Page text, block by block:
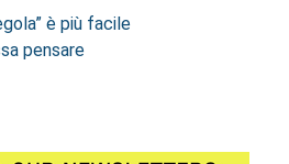
è più facile
pensare